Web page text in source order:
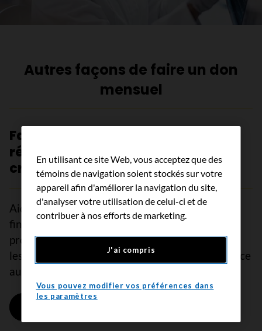
Autres façons de faire un don
mensuel
Faites un don pour nous aider à
répondre aux besoins les plus
criants
Aidez les personnes touchées par le cancer en
finançant les projets de recherche et les
programmes de soutien répondant aux besoins
les plus criants afin que personne n’ait à faire face
au cancer seul.
En utilisant ce site Web, vous acceptez que des
témoins de navigation soient stockés sur votre
appareil afin d'améliorer la navigation du site,
d'analyser votre utilisation de celui-ci et de
contribuer à nos efforts de marketing.
J'ai compris
Vous pouvez modifier vos préférences dans
les paramètres